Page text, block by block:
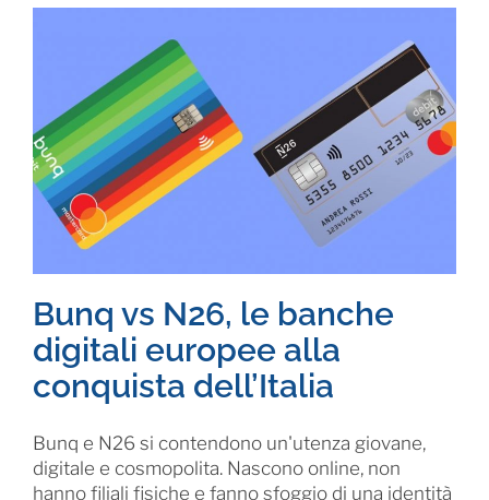
Bunq vs N26, le banche
digitali europee alla
conquista dell’Italia
Bunq e N26 si contendono un'utenza giovane,
digitale e cosmopolita. Nascono online, non
hanno filiali fisiche e fanno sfoggio di una identità